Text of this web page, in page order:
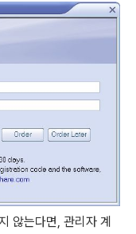
않는다면, 관리자 계